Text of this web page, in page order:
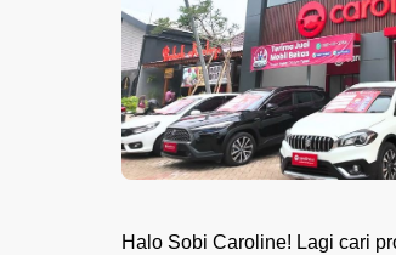
Halo Sobi Caroline! Lagi cari